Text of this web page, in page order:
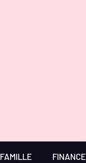
FAMILLE FINANCE